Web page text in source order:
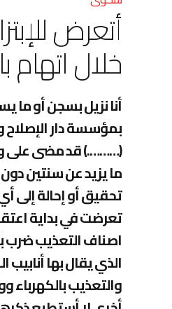
أتعرض
خلال اتهام
أنا نزيل بسجن أو ما
بمؤسسة دار الإصلاح
(……….) قد مضى على
ما يزيد عن سنتين
تحقيق أو إحالة إلى
تعرضت في بداية
اصناف التعذيب ضرب
الذي يقال بها أنابيب
والتعذيب